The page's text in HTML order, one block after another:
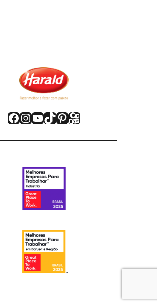
Facebook
Instagram
Youtube
TikTok
Pinterest
Kwai